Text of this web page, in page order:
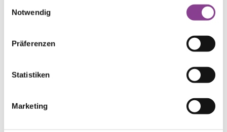
Notwendig
Präferenzen
Statistiken
Marketing
27.04.2022
Frühling, Sommer, Herbst, Winter – immer